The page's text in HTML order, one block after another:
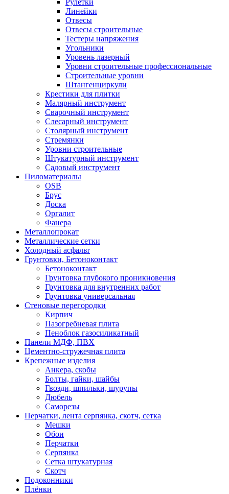
Рулетки
Линейки
Отвесы
Отвесы строительные
Тестеры напряжения
Угольники
Уровень лазерный
Уровни строительные профессиональные
Строительные уровни
Штангенциркули
Крестики для плитки
Малярный инструмент
Сварочный инструмент
Слесарный инструмент
Столярный инструмент
Стремянки
Уровни строительные
Штукатурный инструмент
Садовый инструмент
Пиломатериалы
OSB
Брус
Доска
Оргалит
Фанера
Металлопрокат
Металлические сетки
Холодный асфальт
Грунтовки, Бетоноконтакт
Бетоноконтакт
Грунтовка глубокого проникновения
Грунтовка для внутренних работ
Грунтовка универсальная
Стеновые перегородки
Кирпич
Пазогребневая плита
Пеноблок газосиликатный
Панели МДФ, ПВХ
Цементно-стружечная плита
Крепежные изделия
Анкера, скобы
Болты, гайки, шайбы
Гвозди, шпильки, шурупы
Дюбель
Саморезы
Перчатки, лента серпянка, скотч, сетка
Мешки
Обои
Перчатки
Серпянка
Сетка штукатурная
Скотч
Подоконники
Плёнки